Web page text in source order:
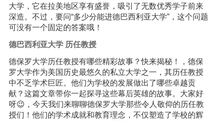
大学，它在拉美地区享有盛誉，吸引了无数优秀学子前来
深造。不过，要问“多少分能进德巴西利亚大学”，这个问题
可没有一个固定的答案哦！
德巴西利亚大学 历任教授
德保罗大学历任教授有哪些精彩故事？快来揭秘！，德保
罗大学作为美国历史最悠久的私立大学之一，其历任教授
中不乏学术巨匠。他们为学校的发展做出了哪些卓越贡
献？这篇文章带你一起探寻这些幕后英雄的故事。大家好
呀😉，今天我们来聊聊德保罗大学那些令人敬仰的历任教
授们！他们的学术成就和教育理念，不仅塑造了学校的辉